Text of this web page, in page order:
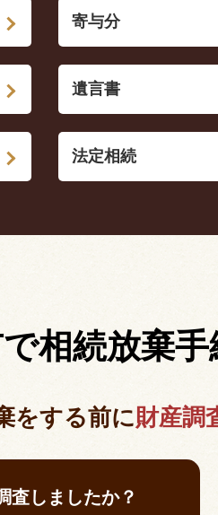
寄与分
遺言書
法定相続
相続放棄
をする前に財産調
査しましたか？